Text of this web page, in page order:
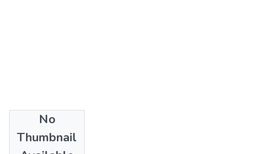
No
Thumbnail
Publisher
Colciencias